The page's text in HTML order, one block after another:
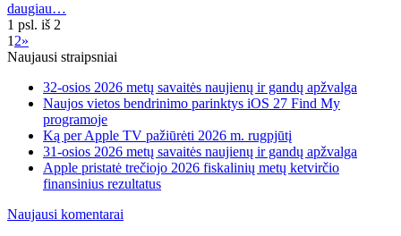
daugiau…
1 psl. iš 2
1 2»
Naujausi straipsniai
32-osios 2026 metų savaitės naujienų ir gandų apžvalga
Naujos vietos bendrinimo parinktys iOS 27 Find My
programoje
Ką per Apple TV pažiūrėti 2026 m. rugpjūtį
31-osios 2026 metų savaitės naujienų ir gandų apžvalga
Apple pristatė trečiojo 2026 fiskalinių metų ketvirčio
finansinius rezultatus
Naujausi komentarai